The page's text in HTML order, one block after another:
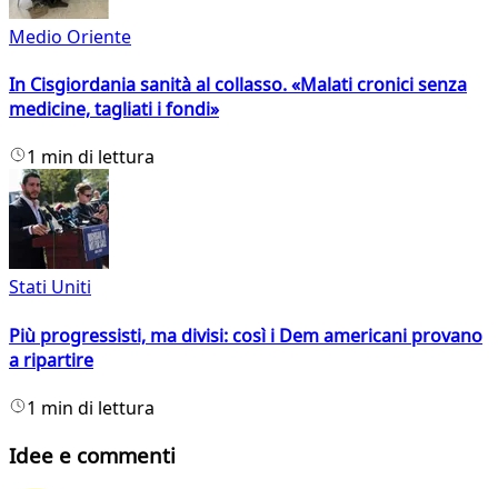
Medio Oriente
In Cisgiordania sanità al collasso. «Malati cronici senza
medicine, tagliati i fondi»
1 min di lettura
Stati Uniti
Più progressisti, ma divisi: così i Dem americani provano
a ripartire
1 min di lettura
Idee e commenti